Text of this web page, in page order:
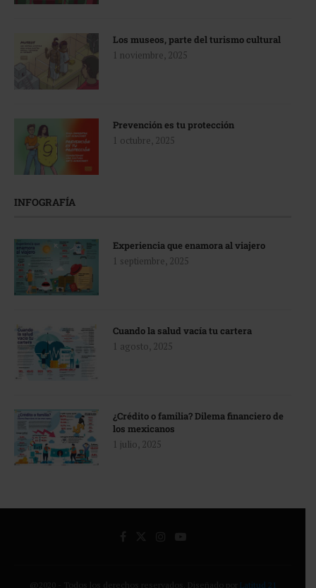
Los museos, parte del turismo cultural
1 noviembre, 2025
Prevención es tu protección
1 octubre, 2025
INFOGRAFÍA
Experiencia que enamora al viajero
1 septiembre, 2025
Cuando la salud vacía tu cartera
1 agosto, 2025
¿Crédito o familia? Dilema financiero de
los mexicanos
1 julio, 2025
Latitud 21